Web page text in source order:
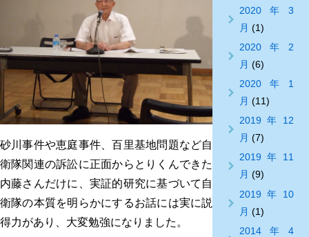
砂川事件や恵庭事件、百里基地問題など自
衛隊関連の訴訟に正面からとりくんできた
内藤さんだけに、実証的研究に基づいて自
衛隊の本質を明らかにするお話には実に説
得力があり、大変勉強になりました。
2020年3
月 (1)
2020年2
月 (6)
2020年1
月 (11)
2019年12
月 (7)
2019年11
月 (9)
2019年10
月 (1)
2014年4